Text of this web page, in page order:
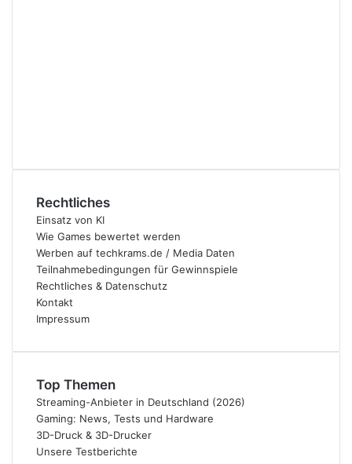
Rechtliches
Einsatz von KI
Wie Games bewertet werden
Werben auf techkrams.de / Media Daten
Teilnahmebedingungen für Gewinnspiele
Rechtliches & Datenschutz
Kontakt
Impressum
Top Themen
Streaming-Anbieter in Deutschland (2026)
Gaming: News, Tests und Hardware
3D-Druck & 3D-Drucker
Unsere Testberichte